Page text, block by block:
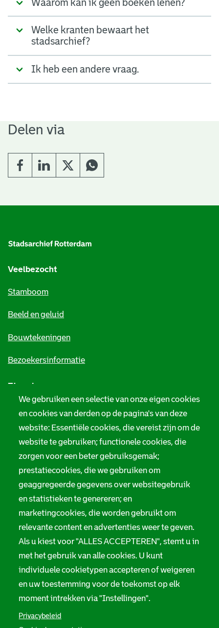
We gebruiken een selectie van onze eigen cookies
en cookies van derden op de pagina's van deze
website: Essentiële cookies, die vereist zijn om de
website te gebruiken; functionele cookies, die
zorgen voor een beter gebruiksgemak;
prestatiecookies, die we gebruiken om
geaggregeerde gegevens over websitegebruik
en statistieken te genereren; en
marketingcookies, die worden gebruikt om
relevante content en advertenties weer te geven.
Als u kiest voor "ALLES ACCEPTEREN", stemt u in
met het gebruik van alle cookies. U kunt
individuele cookietypen accepteren of weigeren
en uw toestemming voor de toekomst op elk
moment intrekken via "Instellingen".
Privacybeleid
Waarom kan ik geen boeken lenen?
Welke kranten bewaart het
stadsarchief?
Ik heb een andere vraag.
Delen via
m
Veelbezocht
Stamboom
Beeld en geluid
Bouwtekeningen
Bezoekersinformatie
Zie ook
Privacy
Digitale toegankelijkheid
Servicenormen
Melding taalgebruik
Suggesties en opmerkingen
Hofdijk 651, 3032 CG Rotterdam
Postbus 71, 3000 AB Rotterdam
TEL: 010 267 55 55